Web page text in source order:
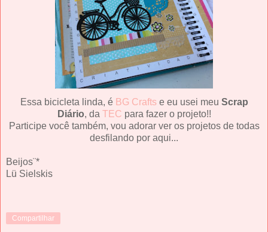
Essa bicicleta linda, é BG Craftse eu usei meu Scrap
Diário, da TEC para fazer o projeto!!
Participe você também, vou adorar ver os projetos de todas
desfilando por aqui...
Beijos¨*
Lü Sielskis
Compartilhar